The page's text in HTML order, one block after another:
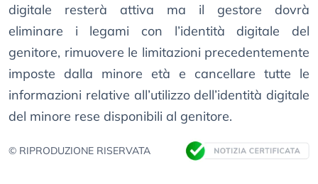
digitale resterà attiva ma il gestore dovrà
eliminare i legami con l’identità digitale del
genitore, rimuovere le limitazioni precedentemente
imposte dalla minore età e cancellare tutte le
informazioni relative all’utilizzo dell’identità digitale
del minore rese disponibili al genitore.
© RIPRODUZIONE RISERVATA